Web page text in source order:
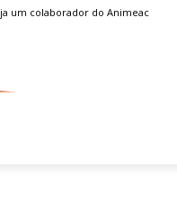
um colaborador do Animeac